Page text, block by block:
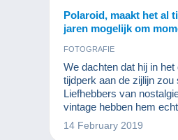
Polaroid, maakt het al
jaren mogelijk om
FOTOGRAFIE
We dachten dat hij in het
tijdperk aan de zijlijn zou
Liefhebbers van
vintage hebben hem
in de mode gebracht.
polaroid van gisteren en
14 February 2019